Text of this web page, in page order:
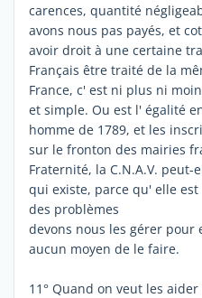
carences, quantité
avons nous pas payés, et
avoir droit à une certaine
Français être traité de la
France, c' est ni plus ni
et simple. Ou est l' égalité
homme de 1789, et les
sur le fronton des mairies
Fraternité, la C.N.A.V.
qui existe, parce qu' elle
des problèmes
devons nous les gérer pour
aucun moyen de le faire.
11° Quand on veut les